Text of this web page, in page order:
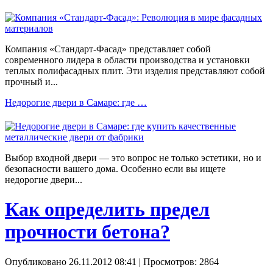
Компания «Стандарт-Фасад» представляет собой
современного лидера в области производства и установки
теплых полифасадных плит. Эти изделия представляют собой
прочный и...
Недорогие двери в Самаре: где …
Выбор входной двери — это вопрос не только эстетики, но и
безопасности вашего дома. Особенно если вы ищете
недорогие двери...
Как определить предел
прочности бетона?
Опубликовано 26.11.2012 08:41 | Просмотров: 2864